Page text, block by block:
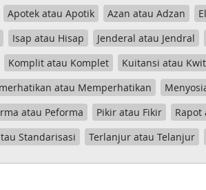
Apotek atau Apotik Azan atau Adzan
Isap atau Hisap Jenderal atau Jendral
Komplit atau Komplet Kuitansi atau
atau Memperhatikan
atau Peforma Pikir atau Fikir Rapot
Standarisasi Terlanjur atau Telanjur